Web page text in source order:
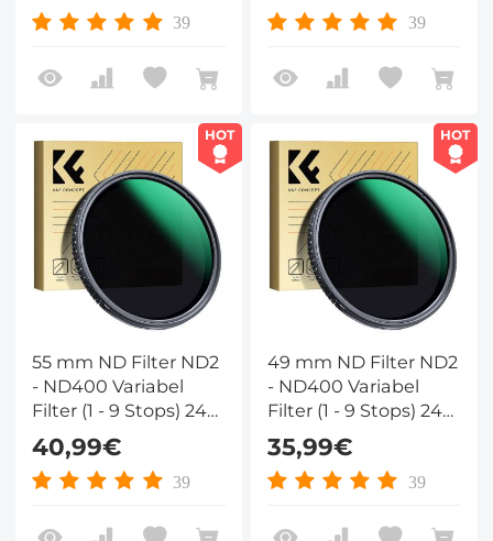
39 39
HOT
55 mm ND Filter ND2
- ND400 Variabel
Filter (1 - 9 Stops) 24
Laags Nano Coating
Nano Dazzle Serie
40,99€
39
HOT
49 mm ND Filter ND2
- ND400 Variabel
Filter (1 - 9 Stops) 24
Laags Nano Coating
Nano Dazzle Serie
35,99€
39